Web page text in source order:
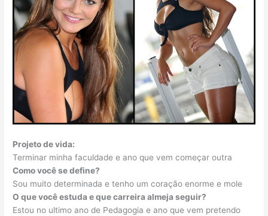
Projeto de vida:
Terminar minha faculdade e ano que vem começar outra
Como você se define?
Sou muito determinada e tenho um coração enorme e mole
O que você estuda e que carreira almeja seguir?
Estou no ultimo ano de Pedagogia e ano que vem pretendo